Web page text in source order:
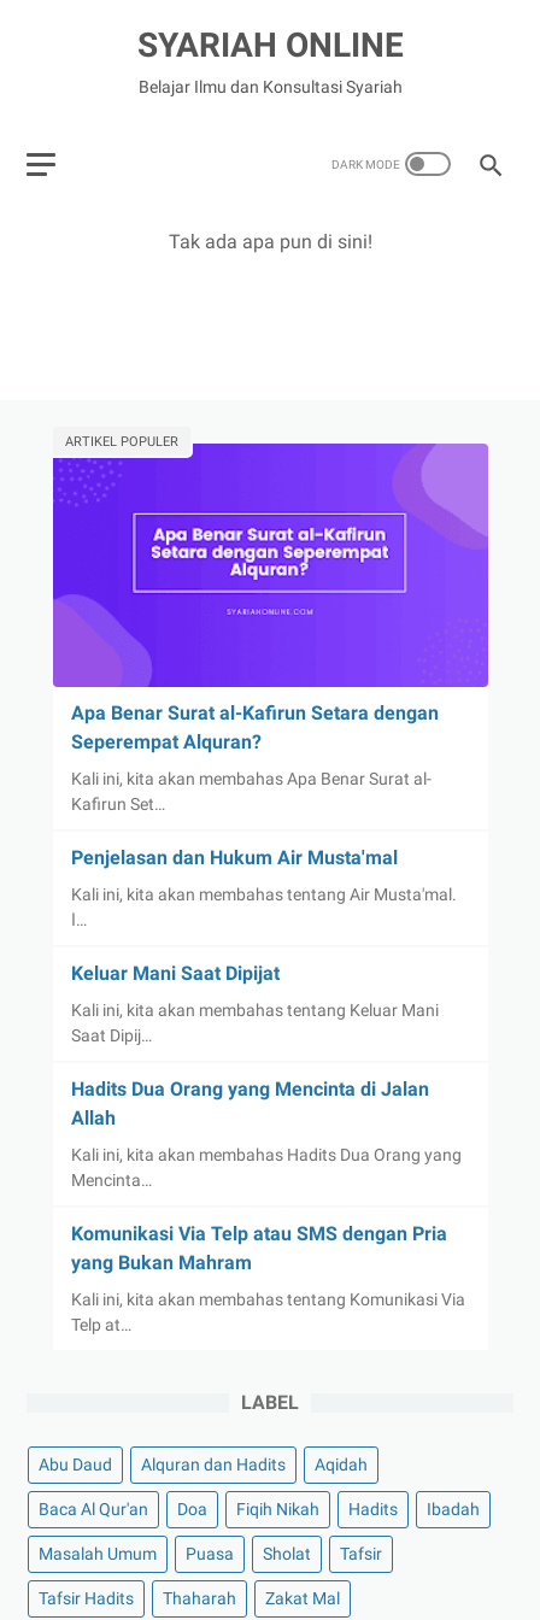
SYARIAH ONLINE
Belajar Ilmu dan Konsultasi Syariah
Tak ada apa pun di sini!
ARTIKEL POPULER
Apa Benar Surat al-Kafirun Setara dengan
Seperempat Alquran?
Kali ini, kita akan membahas Apa Benar Surat al-
Kafirun Set…
Penjelasan dan Hukum Air Musta'mal
Kali ini, kita akan membahas tentang Air Musta'mal.
ا…
Keluar Mani Saat Dipijat
Kali ini, kita akan membahas tentang Keluar Mani
Saat Dipij…
Hadits Dua Orang yang Mencinta di Jalan
Allah
Kali ini, kita akan membahas Hadits Dua Orang yang
Mencinta…
Komunikasi Via Telp atau SMS dengan Pria
yang Bukan Mahram
Kali ini, kita akan membahas tentang Komunikasi Via
Telp at…
LABEL
Abu Daud Alquran dan Hadits Aqidah
Baca Al Qur'an Doa Fiqih Nikah Hadits Ibadah
Masalah Umum Puasa Sholat Tafsir
Tafsir Hadits Thaharah Zakat Mal